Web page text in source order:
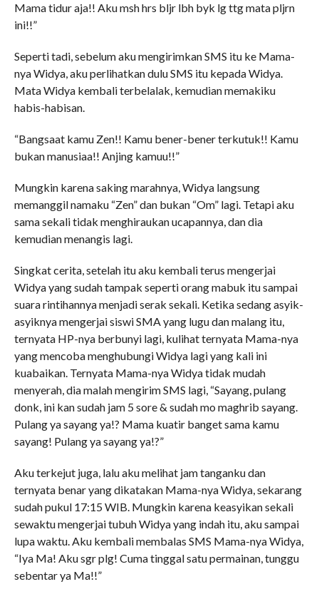
Mama tidur aja!! Aku msh hrs bljr lbh byk lg ttg mata pljrn
ini!!”
Seperti tadi, sebelum aku mengirimkan SMS itu ke Mama-
nya Widya, aku perlihatkan dulu SMS itu kepada Widya.
Mata Widya kembali terbelalak, kemudian memakiku
habis-habisan.
“Bangsaat kamu Zen!! Kamu bener-bener terkutuk!! Kamu
bukan manusiaa!! Anjing kamuu!!”
Mungkin karena saking marahnya, Widya langsung
memanggil namaku “Zen” dan bukan “Om” lagi. Tetapi aku
sama sekali tidak menghiraukan ucapannya, dan dia
kemudian menangis lagi.
Singkat cerita, setelah itu aku kembali terus mengerjai
Widya yang sudah tampak seperti orang mabuk itu sampai
suara rintihannya menjadi serak sekali. Ketika sedang asyik-
asyiknya mengerjai siswi SMA yang lugu dan malang itu,
ternyata HP-nya berbunyi lagi, kulihat ternyata Mama-nya
yang mencoba menghubungi Widya lagi yang kali ini
kuabaikan. Ternyata Mama-nya Widya tidak mudah
menyerah, dia malah mengirim SMS lagi, “Sayang, pulang
donk, ini kan sudah jam 5 sore & sudah mo maghrib sayang.
Pulang ya sayang ya!? Mama kuatir banget sama kamu
sayang! Pulang ya sayang ya!?”
Aku terkejut juga, lalu aku melihat jam tanganku dan
ternyata benar yang dikatakan Mama-nya Widya, sekarang
sudah pukul 17:15 WIB. Mungkin karena keasyikan sekali
sewaktu mengerjai tubuh Widya yang indah itu, aku sampai
lupa waktu. Aku kembali membalas SMS Mama-nya Widya,
“Iya Ma! Aku sgr plg! Cuma tinggal satu permainan, tunggu
sebentar ya Ma!!”